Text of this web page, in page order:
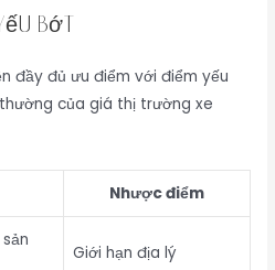
bớt
đầy đủ ưu điểm với điểm yếu
của giá thị trường xe
Nhược điểm
Giới hạn địa lý